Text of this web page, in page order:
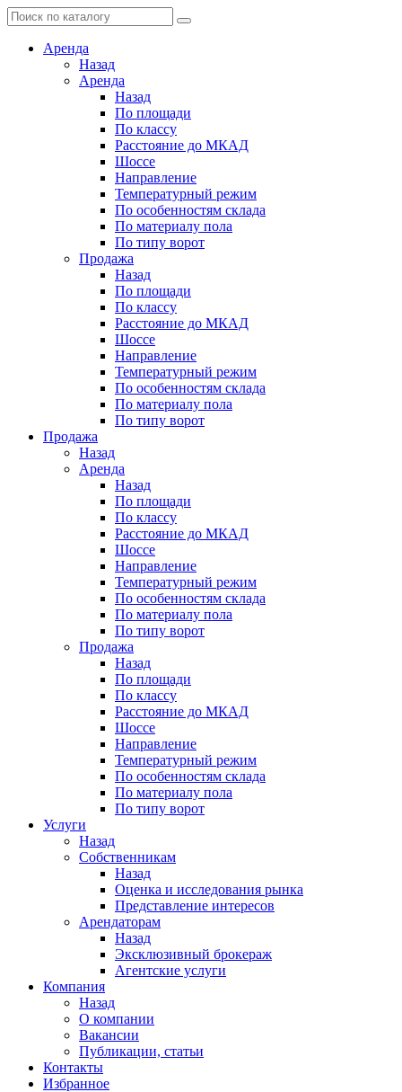
Аренда
Назад
Аренда
Назад
По площади
По классу
Расстояние до МКАД
Шоссе
Направление
Температурный режим
По особенностям склада
По материалу пола
По типу ворот
Продажа
Назад
По площади
По классу
Расстояние до МКАД
Шоссе
Направление
Температурный режим
По особенностям склада
По материалу пола
По типу ворот
Продажа
Назад
Аренда
Назад
По площади
По классу
Расстояние до МКАД
Шоссе
Направление
Температурный режим
По особенностям склада
По материалу пола
По типу ворот
Продажа
Назад
По площади
По классу
Расстояние до МКАД
Шоссе
Направление
Температурный режим
По особенностям склада
По материалу пола
По типу ворот
Услуги
Назад
Собственникам
Назад
Оценка и исследования рынка
Представление интересов
Арендаторам
Назад
Эксклюзивный брокераж
Агентские услуги
Компания
Назад
О компании
Вакансии
Публикации, статьи
Контакты
Избранное